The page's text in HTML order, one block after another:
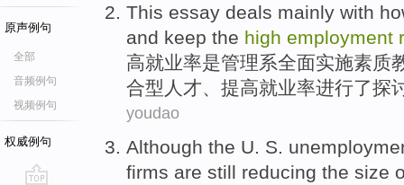
原声例句
全部
音频例句
视频例句
权威例句
This essay deals mainly with
and keep the high employment
高就业率是管理系全面实施素质
合型人才、提高就业率进行了探
youdao
Although the U. S.
firms are still reducing the size